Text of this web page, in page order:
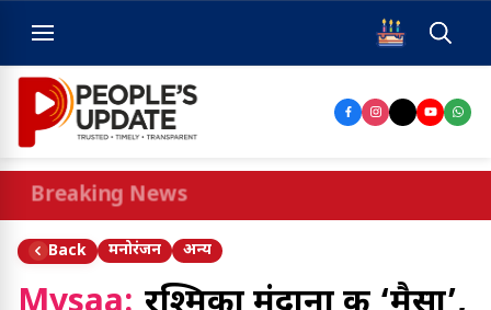
Breaking News
Back मनोरंजन अन्य